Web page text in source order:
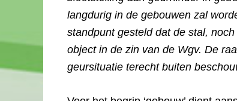
langdurig in de gebouwen zal
standpunt gesteld dat de stal,
object in de zin van de Wgv. De
geursituatie terecht buiten